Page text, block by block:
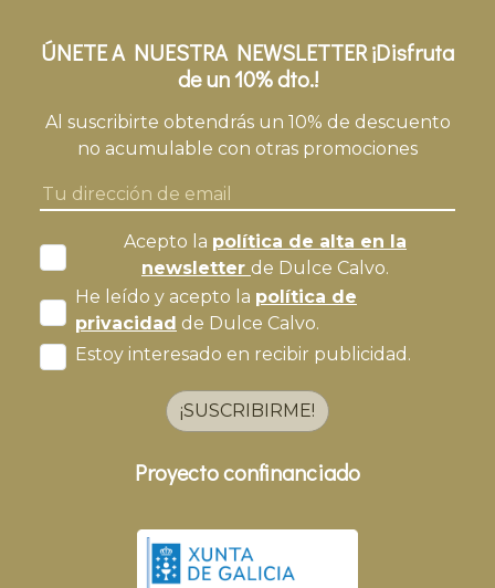
ÚNETE A NUESTRA NEWSLETTER ¡Disfruta
de un 10% dto.!
Al suscribirte obtendrás un 10% de descuento
no acumulable con otras promociones
Acepto la política de alta en la
newsletter de Dulce Calvo.
He leído y acepto la política de
privacidad de Dulce Calvo.
Estoy interesado en recibir publicidad.
¡SUSCRIBIRME!
Proyecto confinanciado